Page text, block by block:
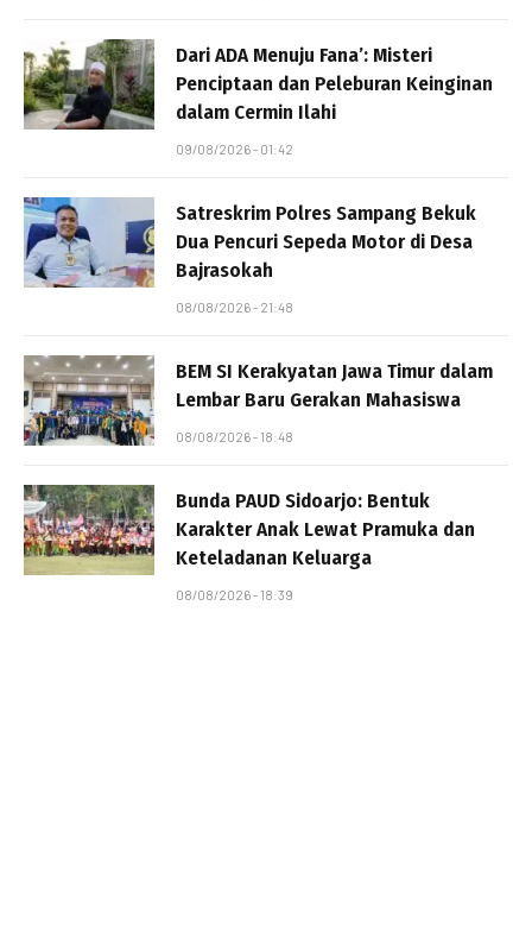
Dari ADA Menuju Fana’: Misteri
Penciptaan dan Peleburan Keinginan
dalam Cermin Ilahi
09/08/2026 - 01:42
Satreskrim Polres Sampang Bekuk
Dua Pencuri Sepeda Motor di Desa
Bajrasokah
08/08/2026 - 21:48
BEM SI Kerakyatan Jawa Timur dalam
Lembar Baru Gerakan Mahasiswa
08/08/2026 - 18:48
Bunda PAUD Sidoarjo: Bentuk
Karakter Anak Lewat Pramuka dan
Keteladanan Keluarga
08/08/2026 - 18:39